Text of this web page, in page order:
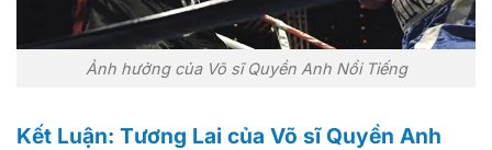
Ảnh hưởng của Võ sĩ Quyền Anh Nổi Tiếng
Kết Luận: Tương Lai của Võ sĩ Quyền Anh